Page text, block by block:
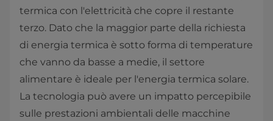
termica con l'elettricità che copre il restante
terzo. Dato che la maggior parte della richiesta
di energia termica è sotto forma di temperature
che vanno da basse a medie, il settore
alimentare è ideale per l'energia termica solare.
La tecnologia può avere un impatto percepibile
sulle prestazioni ambientali delle macchine